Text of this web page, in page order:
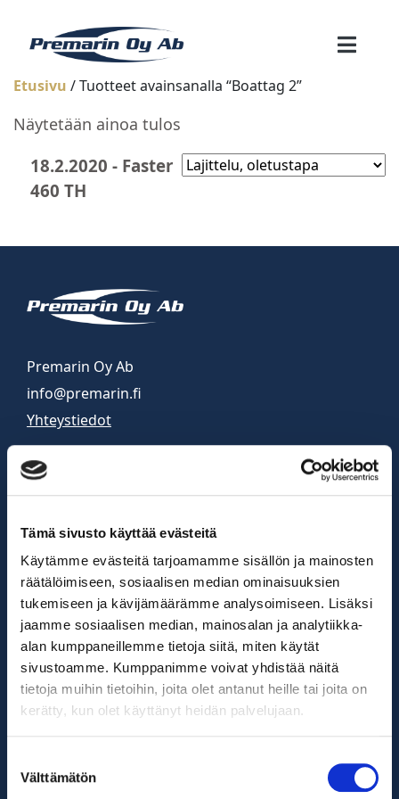
Tämä sivusto käyttää evästeitä
Käytämme evästeitä tarjoamamme sisällön ja mainosten
räätälöimiseen, sosiaalisen median ominaisuuksien
tukemiseen ja kävijämäärämme analysoimiseen. Lisäksi
jaamme sosiaalisen median, mainosalan ja analytiikka-
alan kumppaneillemme tietoja siitä, miten käytät
sivustoamme. Kumppanimme voivat yhdistää näitä
tietoja muihin tietoihin, joita olet antanut heille tai joita on
kerätty, kun olet käyttänyt heidän palvelujaan.
valinta
Välttämätön
Etusivu / Tuotteet avainsanalla “Boattag 2”
Näytetään ainoa tulos
18.2.2020 - Faster
460 TH
Premarin Oy Ab
info@premarin.fi
Yhteystiedot
Tietosuojaseloste
Venemyynti
Venemyymälä auki
arkisin 9-16
la 10-13
0400 840 985